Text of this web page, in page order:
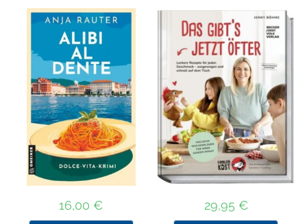
16,00 € 29,95 €